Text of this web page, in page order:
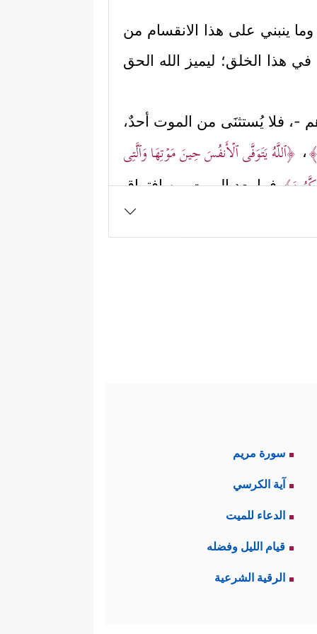
ينبني على هذا الانقسام من
هذا الخلق؛ ليميز الله الحق
-، فلا يُستثنَى من الموت أحدٌ،
، ﴿ٱللَّهُ یَتَوَفَّى ٱلۡأَنفُسَ حِینَ مَوۡتِهَا وَٱلَّتِی
فما بعد الموت من افتراق
مُتناقِضًا في مواقفه، مُضطربًا
هَلۡ هُنَّ مُمۡسِكَـٰتُ رَحۡمَتِهِۦۚ قُلۡ حَسۡبِیَ ٱللَّهُۖ
وأصلُ هذه الأمراض إنّما هو
الحقِّ من طريق الباطل
سورة مريم
آية الكرسي
الدعاء للميت
قيام الليل وفضله
الرقية الشرعية